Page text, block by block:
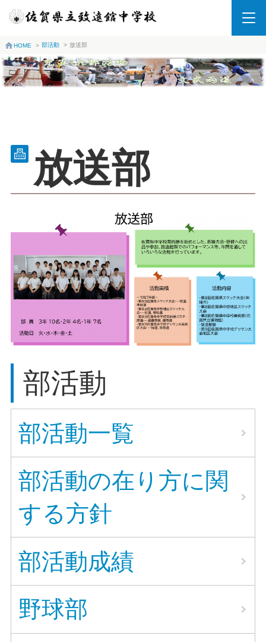
HOME > 部活動 > 放送部
放送部
部活動
部活動一覧
部活動の在り方に関
する方針
部活動成績
野球部